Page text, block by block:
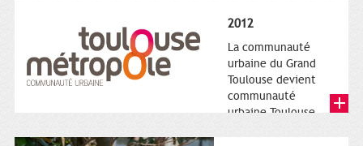
2012
La communauté
urbaine du Grand
Toulouse devient
communauté
urbaine Toulouse